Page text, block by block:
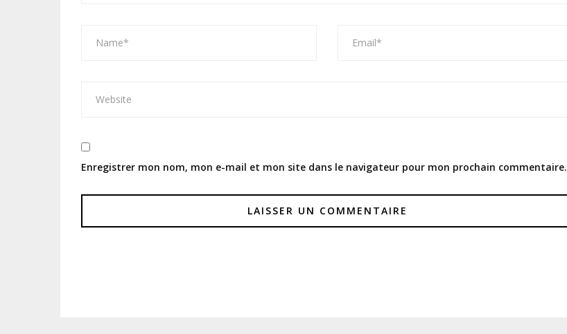
Enregistrer mon nom, mon e-mail et mon site dans le navigateur pour mon prochain commentaire.